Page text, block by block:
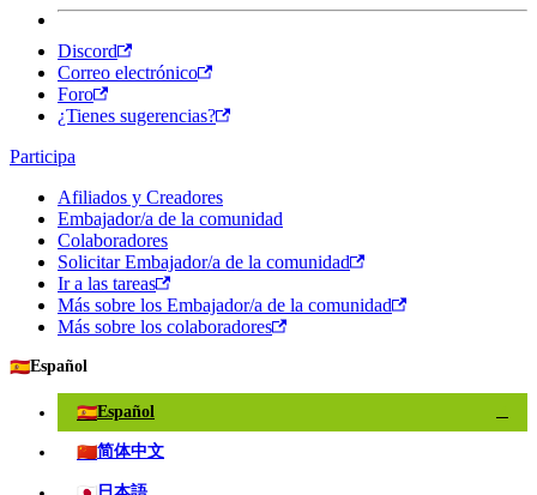
Discord
Correo electrónico
Foro
¿Tienes sugerencias?
Participa
Afiliados y Creadores
Embajador/a de la comunidad
Colaboradores
Solicitar Embajador/a de la comunidad
Ir a las tareas
Más sobre los Embajador/a de la comunidad
Más sobre los colaboradores
🇪🇸Español
🇪🇸Español
🇨🇳简体中文